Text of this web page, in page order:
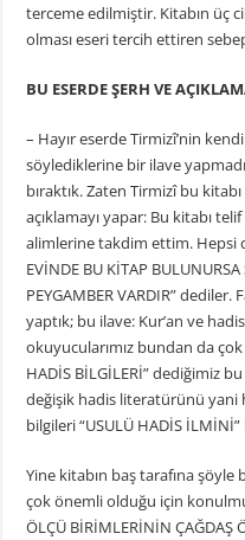
terceme edilmiştir. Kitabın üç
olması eseri tercih ettiren
BU ESERDE ŞERH VE
– Hayır eserde Tirmizî’nin
söylediklerine bir ilave
bıraktık. Zaten Tirmizî bu
açıklamayı yapar: Bu kitabı
alimlerine takdim ettim. Hepsi
EVİNDE BU KİTAP
PEYGAMBER VARDIR”
yaptık; bu ilave: Kur’an ve
okuyucularımız bundan da
HADİS BİLGİLERİ” dediğimiz
değişik hadis literatürünü
bilgileri “USULÜ HADİS
Yine kitabın baş tarafına
çok önemli olduğu için
ÖLÇÜ BİRİMLERİNİN ÇAĞDAŞ